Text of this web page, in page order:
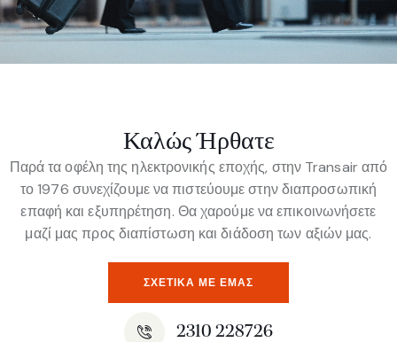
Καλώς Ήρθατε
Παρά τα οφέλη της ηλεκτρονικής εποχής, στην Transair από
το 1976 συνεχίζουμε να πιστεύουμε στην διαπροσωπική
επαφή και εξυπηρέτηση. Θα χαρούμε να επικοινωνήσετε
μαζί μας προς διαπίστωση και διάδοση των αξιών μας.
ΣΧΕΤΙΚΆ ΜΕ ΕΜΆΣ
2310 228726